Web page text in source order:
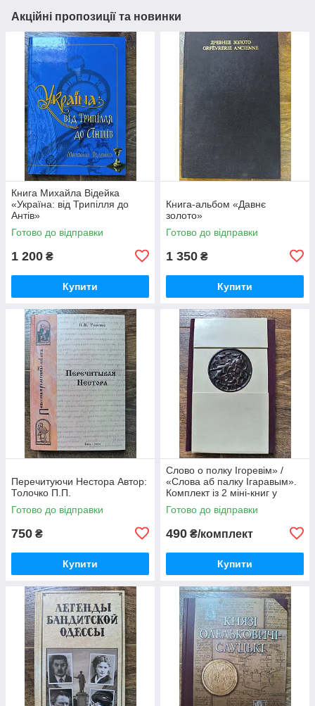
Акційні пропозиції та новинки
Книга Михайла Відейка
«Україна: від Трипілля до
Антів»
Готово до відправки
1 200 ₴
Купити
Книга-альбом «Давнє
золото»
Готово до відправки
1 350 ₴
Купити
Перечитуючи Нестора Автор:
Толочко П.П.
Готово до відправки
750 ₴
Купити
Слово о полку Ігоревім» /
«Слова аб палку Ігаравым».
Комплект із 2 міні-книг у
футлярі
Готово до відправки
490 ₴/комплект
Купити